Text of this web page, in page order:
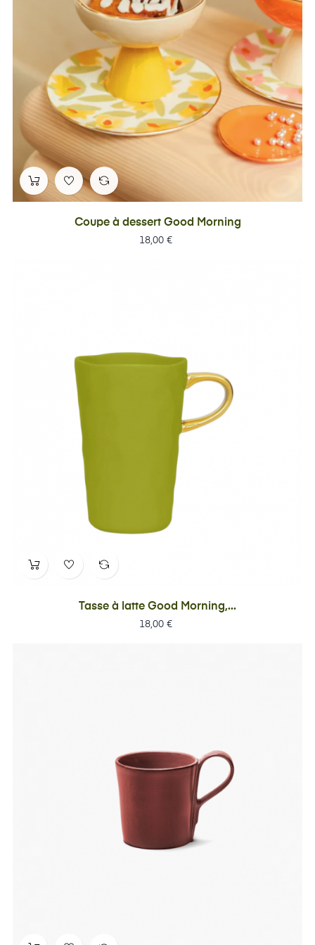
Coupe à dessert Good Morning
Prix
18,00 €
Tasse à latte Good Morning,...
Prix
18,00 €